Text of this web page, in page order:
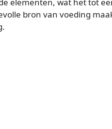
bron van voeding